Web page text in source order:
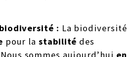
: La biodiversité
pour lastabilité des